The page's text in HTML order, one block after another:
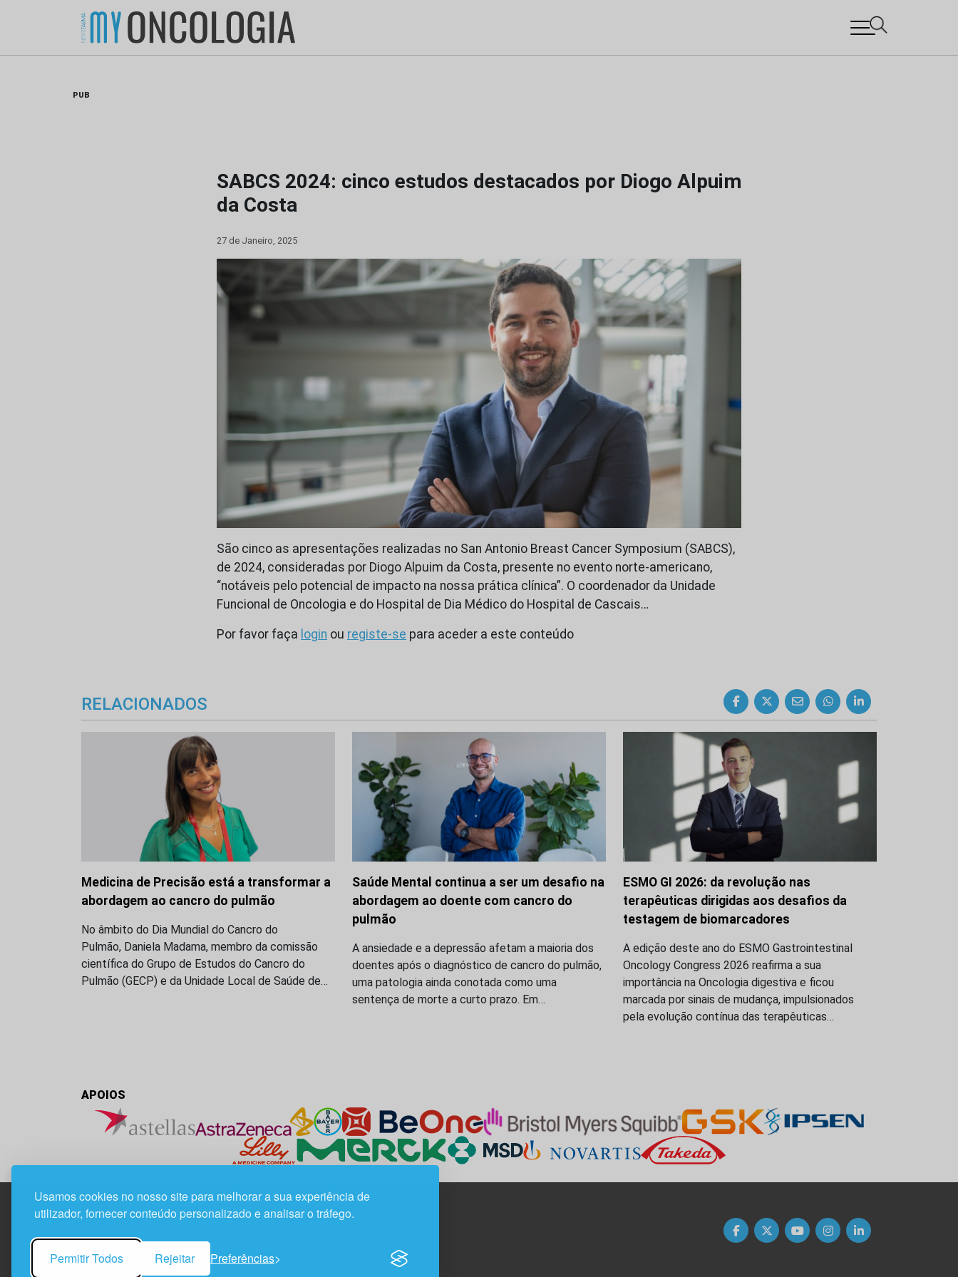
Usamos cookies no nosso site para melhorar a sua experiência de
utilizador, fornecer conteúdo personalizado e analisar o tráfego.
Permitir Todos Rejeitar Preferências
PUB
SABCS 2024: cinco estudos destacados por Diogo Alpuim
da Costa
27 de Janeiro, 2025
São cinco as apresentações realizadas no San Antonio Breast Cancer Symposium (SABCS),
de 2024, consideradas por Diogo Alpuim da Costa, presente no evento norte-americano,
“notáveis pelo potencial de impacto na nossa prática clínica”. O coordenador da Unidade
Funcional de Oncologia e do Hospital de Dia Médico do Hospital de Cascais…
Por favor faça login ou registe-se para aceder a este conteúdo
RELACIONADOS
Medicina de Precisão está a transformar a
abordagem ao cancro do pulmão
No âmbito do Dia Mundial do Cancro do
Pulmão, Daniela Madama, membro da comissão
científica do Grupo de Estudos do Cancro do
Pulmão (GECP) e da Unidade Local de Saúde de…
Saúde Mental continua a ser um desafio na
abordagem ao doente com cancro do
pulmão
A ansiedade e a depressão afetam a maioria dos
doentes após o diagnóstico de cancro do pulmão,
uma patologia ainda conotada como uma
sentença de morte a curto prazo. Em…
ESMO GI 2026: da revolução nas
terapêuticas dirigidas aos desafios da
testagem de biomarcadores
A edição deste ano do ESMO Gastrointestinal
Oncology Congress 2026 reafirma a sua
importância na Oncologia digestiva e ficou
marcada por sinais de mudança, impulsionados
pela evolução contínua das terapêuticas…
APOIOS
1800-282 Lisboa | Portugal
21 850 40 65